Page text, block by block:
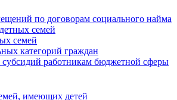
по договорам социального найма
семей
семей
категорий граждан
работникам бюджетной сферы
имеющих детей